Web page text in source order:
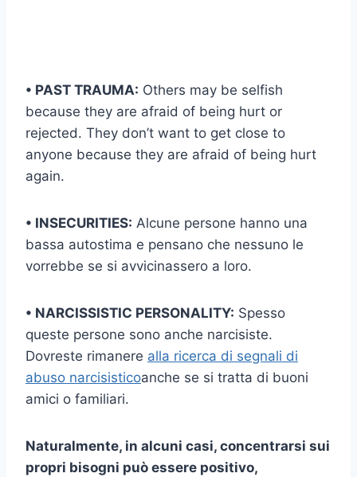
• PAST TRAUMA: Others may be selfish
because they are afraid of being hurt or
rejected. They don’t want to get close to
anyone because they are afraid of being hurt
again.
• INSECURITIES: Alcune persone hanno una
bassa autostima e pensano che nessuno le
vorrebbe se si avvicinassero a loro.
• NARCISSISTIC PERSONALITY: Spesso
queste persone sono anche narcisiste.
Dovreste rimanere alla ricerca di segnali di
abuso narcisisticoanche se si tratta di buoni
amici o familiari.
Naturalmente, in alcuni casi, concentrarsi sui
propri bisogni può essere positivo,